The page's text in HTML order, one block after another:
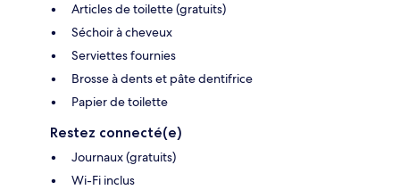
Articles de toilette (gratuits)
Séchoir à cheveux
Serviettes fournies
Brosse à dents et pâte dentifrice
Papier de toilette
Restez connecté(e)
Journaux (gratuits)
Wi-Fi inclus